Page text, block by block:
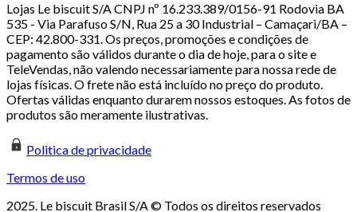
Lojas Le biscuit S/A CNPJ nº 16.233.389/0156-91 Rodovia BA
535 - Via Parafuso S/N, Rua 25 a 30 Industrial – Camaçari/BA –
CEP: 42.800-331. Os preços, promoções e condições de
pagamento são válidos durante o dia de hoje, para o site e
TeleVendas, não valendo necessariamente para nossa rede de
lojas físicas. O frete não está incluído no preço do produto.
Ofertas válidas enquanto durarem nossos estoques. As fotos de
produtos são meramente ilustrativas.
Politica de privacidade
Termos de uso
2025. Le biscuit Brasil S/A © Todos os direitos reservados